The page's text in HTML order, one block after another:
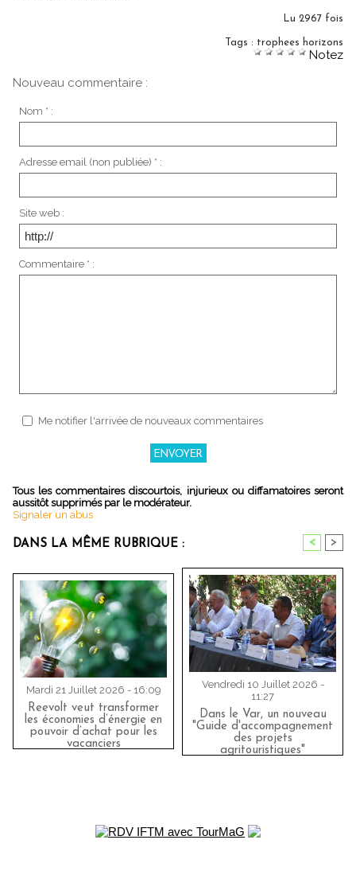
Lu 2967 fois
Tags : trophees horizons
Notez
Nouveau commentaire :
Nom * :
Adresse email (non publiée) * :
Site web :
Commentaire * :
Me notifier l'arrivée de nouveaux commentaires
Tous les commentaires discourtois, injurieux ou diffamatoires seront
aussitôt supprimés par le modérateur.
Signaler un abus
DANS LA MÊME RUBRIQUE : < >
Mardi 21 Juillet 2026 - 16:09
Reevolt veut transformer
les économies d’énergie en
pouvoir d’achat pour les
vacanciers
Vendredi 10 Juillet 2026 -
11:27
Dans le Var, un nouveau
"Guide d'accompagnement
des projets
agritouristiques"